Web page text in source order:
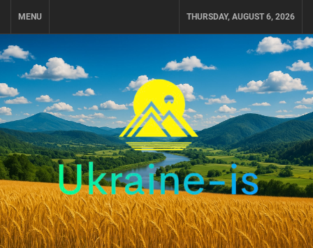
MENU THURSDAY, AUGUST 6, 2026
UKRAINE-IS
ПОДОРОЖI ПО УКРАЇНІ